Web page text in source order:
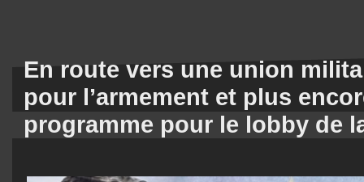
En route vers une union
pour l’armement et plus
programme pour le lobby de